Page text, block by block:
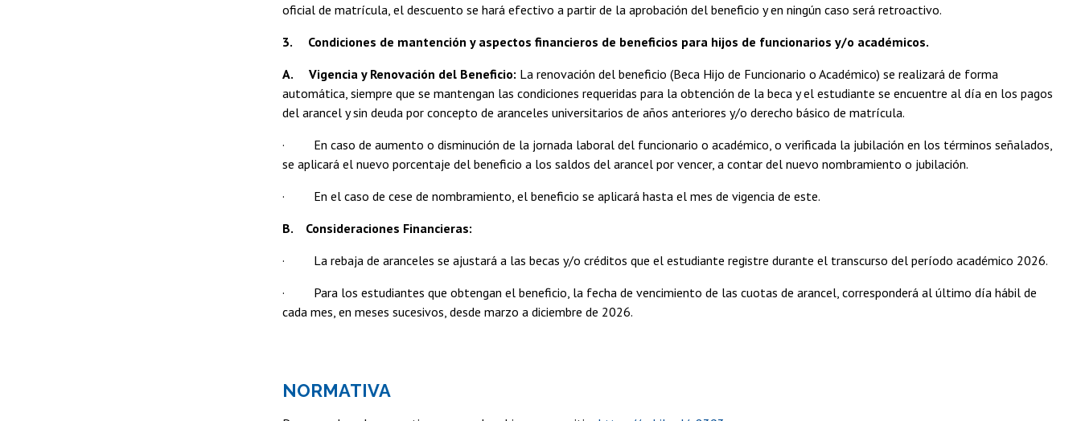
oficial de matrícula, el descuento se hará efectivo a partir de la aprobación del beneficio y en ningún caso será retroactivo.
3. Condiciones de mantención y aspectos financieros de beneficios para hijos de funcionarios y/o académicos.
A. Vigencia y Renovación del Beneficio: La renovación del beneficio (Beca Hijo de Funcionario o Académico) se realizará de forma
automática, siempre que se mantengan las condiciones requeridas para la obtención de la beca y el estudiante se encuentre al día en los pagos
del arancel y sin deuda por concepto de aranceles universitarios de años anteriores y/o derecho básico de matrícula.
· En caso de aumento o disminución de la jornada laboral del funcionario o académico, o verificada la jubilación en los términos señalados,
se aplicará el nuevo porcentaje del beneficio a los saldos del arancel por vencer, a contar del nuevo nombramiento o jubilación.
· En el caso de cese de nombramiento, el beneficio se aplicará hasta el mes de vigencia de este.
B. Consideraciones Financieras:
· La rebaja de aranceles se ajustará a las becas y/o créditos que el estudiante registre durante el transcurso del período académico 2026.
· Para los estudiantes que obtengan el beneficio, la fecha de vencimiento de las cuotas de arancel, corresponderá al último día hábil de
cada mes, en meses sucesivos, desde marzo a diciembre de 2026.
NORMATIVA